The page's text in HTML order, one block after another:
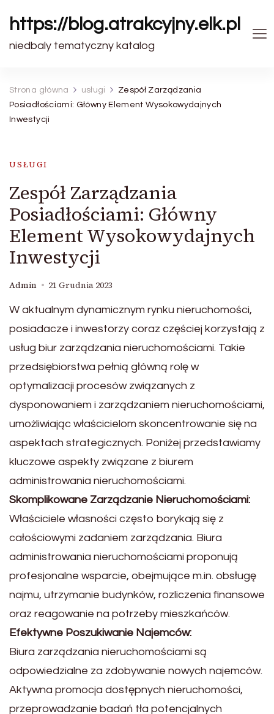
https://blog.atrakcyjny.elk.pl
niedbaly tematyczny katalog
Strona główna usługi
Zespół Zarządzania
Posiadłościami: Główny Element Wysokowydajnych
Inwestycji
USŁUGI
Zespół Zarządzania
Posiadłościami: Główny
Element Wysokowydajnych
Inwestycji
Admin 21 Grudnia 2023
W aktualnym dynamicznym rynku nieruchomości,
posiadacze i inwestorzy coraz częściej korzystają z
usług biur zarządzania nieruchomościami. Takie
przedsiębiorstwa pełnią główną rolę w
optymalizacji procesów związanych z
dysponowaniem i zarządzaniem nieruchomościami,
umożliwiając właścicielom skoncentrowanie się na
aspektach strategicznych. Poniżej przedstawiamy
kluczowe aspekty związane z biurem
administrowania nieruchomościami.
Skomplikowane Zarządzanie Nieruchomościami:
Właściciele własności często borykają się z
całościowymi zadaniem zarządzania. Biura
administrowania nieruchomościami proponują
profesjonalne wsparcie, obejmujące m.in. obsługę
najmu, utrzymanie budynków, rozliczenia finansowe
oraz reagowanie na potrzeby mieszkańców.
Efektywne Poszukiwanie Najemców:
Biura zarządzania nieruchomościami są
odpowiedzialne za zdobywanie nowych najemców.
Aktywna promocja dostępnych nieruchomości,
przeprowadzanie badań tła potencjalnych